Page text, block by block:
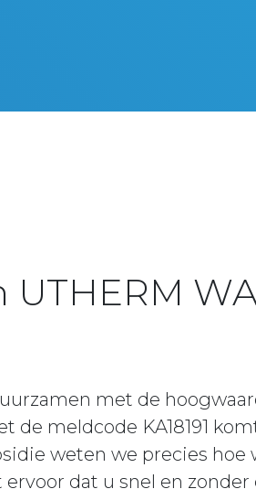
met de
de meldcode KA18191
weten we precies hoe
dat u snel en